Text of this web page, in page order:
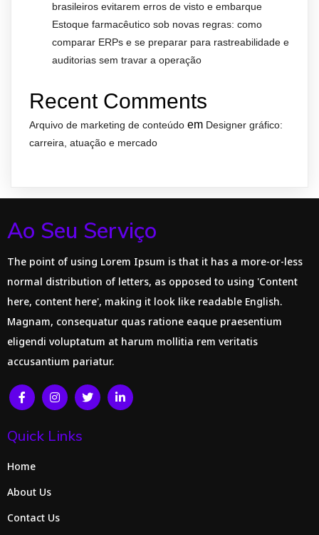
brasileiros evitarem erros de visto e embarque
Estoque farmacêutico sob novas regras: como
comparar ERPs e se preparar para rastreabilidade e
auditorias sem travar a operação
Recent Comments
Arquivo de marketing de conteúdo em Designer gráfico:
carreira, atuação e mercado
Ao Seu Serviço
The point of using Lorem Ipsum is that it has a more-or-less
normal distribution of letters, as opposed to using 'Content
here, content here', making it look like readable English.
Magnam, consequatur quas ratione eaque praesentium
eligendi voluptatum at harum mollitia rem veritatis
accusantium pariatur.
Quick Links
Home
About Us
Contact Us